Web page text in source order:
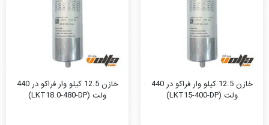
خازن 12.5 کیلو وار فراکو در 440
ولت (LKT15-400-DP)
خازن 12.5 کیلو وار فراکو در 440
ولت (LKT18.0-480-DP)